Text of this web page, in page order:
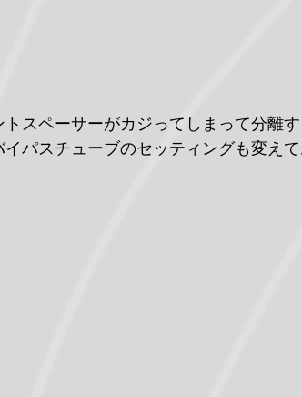
スペーサーがカジってしまって分離す
パスチューブのセッティングも変えて